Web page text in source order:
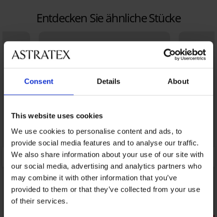
Consent Details About
This website uses cookies
We use cookies to personalise content and ads, to
provide social media features and to analyse our traffic.
We also share information about your use of our site with
our social media, advertising and analytics partners who
may combine it with other information that you’ve
provided to them or that they’ve collected from your use
of their services.
Entdecken Sie ähnliche Stücke